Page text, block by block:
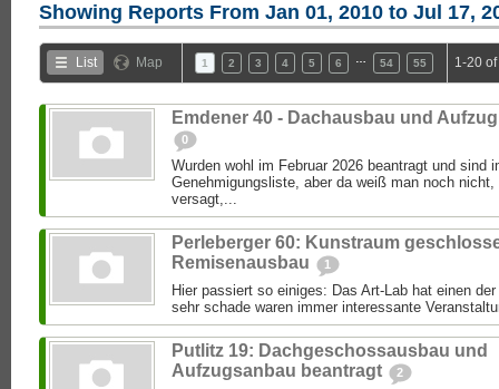
Showing Reports From Jan 01, 2010 to Jul 17,
List Map 1 2 3 4 5 6 54 55 1-20
Emdener 40 - Dachausbau und Aufzug
0
Wurden wohl im Februar 2026 beantragt und sind
Genehmigungsliste, aber da weiß man noch nicht,
versagt,...
Perleberger 60: Kunstraum
Remisenausbau
1
Hier passiert so einiges: Das Art-Lab hat einen
sehr schade waren immer interessante
Putlitz 19: Dachgeschossausbau und
Aufzugsanbau beantragt
2